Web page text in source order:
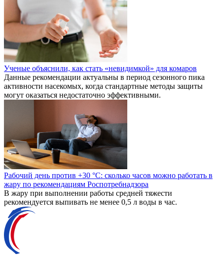
Ученые объяснили, как стать «невидимкой» для комаров
Данные рекомендации актуальны в период сезонного пика
активности насекомых, когда стандартные методы защиты
могут оказаться недостаточно эффективными.
Рабочий день против +30 °C: сколько часов можно работать в
жару по рекомендациям Роспотребнадзора
В жару при выполнении работы средней тяжести
рекомендуется выпивать не менее 0,5 л воды в час.